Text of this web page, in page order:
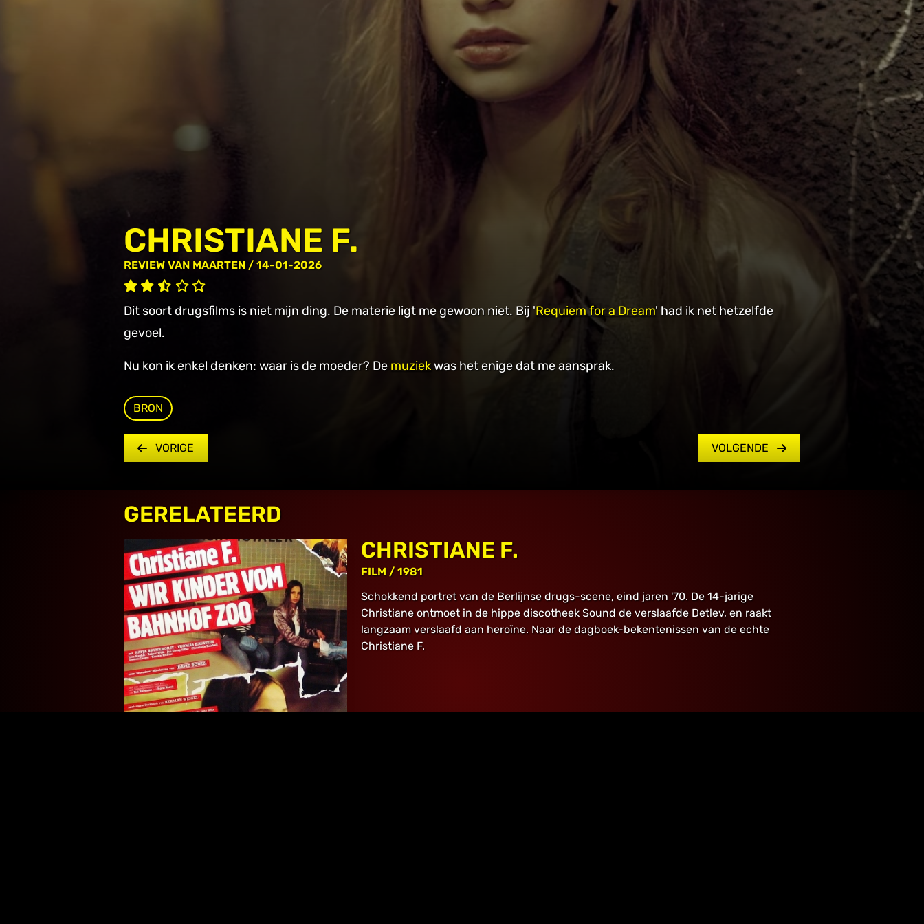
CHRISTIANE F.
REVIEW VAN MAARTEN / 14-01-2026
Dit soort drugsfilms is niet mijn ding. De materie ligt me gewoon niet. Bij 'Requiem for a Dream' had ik net hetzelfde
gevoel.
Nu kon ik enkel denken: waar is de moeder? De muziekwas het enige dat me aansprak.
BRON
VORIGE VOLGENDE
GERELATEERD
CHRISTIANE F.
FILM / 1981
Schokkend portret van de Berlijnse drugs-scene, eind jaren '70. De 14-jarige
Christiane ontmoet in de hippe discotheek Sound de verslaafde Detlev, en raakt
langzaam verslaafd aan heroïne. Naar de dagboek-bekentenissen van de echte
Christiane F.